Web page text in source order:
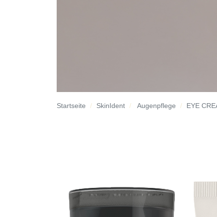
Startseite SkinIdent Augenpflege EYE